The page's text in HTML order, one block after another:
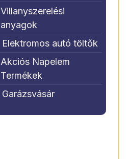
Villanyszerelési
anyagok
Elektromos autó töltők
Akciós Napelem
Termékek
Garázsvásár